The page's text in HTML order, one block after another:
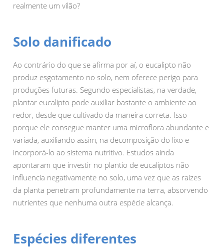
realmente um vilão?
Solo danificado
Ao contrário do que se afirma por aí, o eucalipto não
produz esgotamento no solo, nem oferece perigo para
produções futuras. Segundo especialistas, na verdade,
plantar eucalipto pode auxiliar bastante o ambiente ao
redor, desde que cultivado da maneira correta. Isso
porque ele consegue manter uma microflora abundante e
variada, auxiliando assim, na decomposição do lixo e
incorporá-lo ao sistema nutritivo. Estudos ainda
apontaram que investir no plantio de eucaliptos não
influencia negativamente no solo, uma vez que as raízes
da planta penetram profundamente na terra, absorvendo
nutrientes que nenhuma outra espécie alcança.
Espécies diferentes